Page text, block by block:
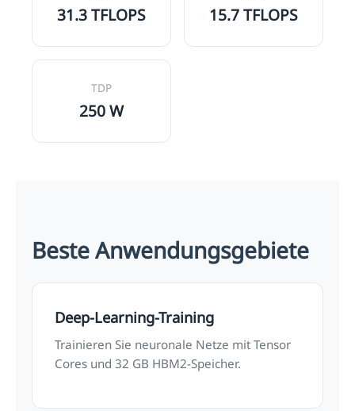
31.3 TFLOPS 15.7 TFLOPS
TDP
250 W
Beste Anwendungsgebiete
Deep-Learning-Training
Trainieren Sie neuronale Netze mit Tensor
Cores und 32 GB HBM2-Speicher.